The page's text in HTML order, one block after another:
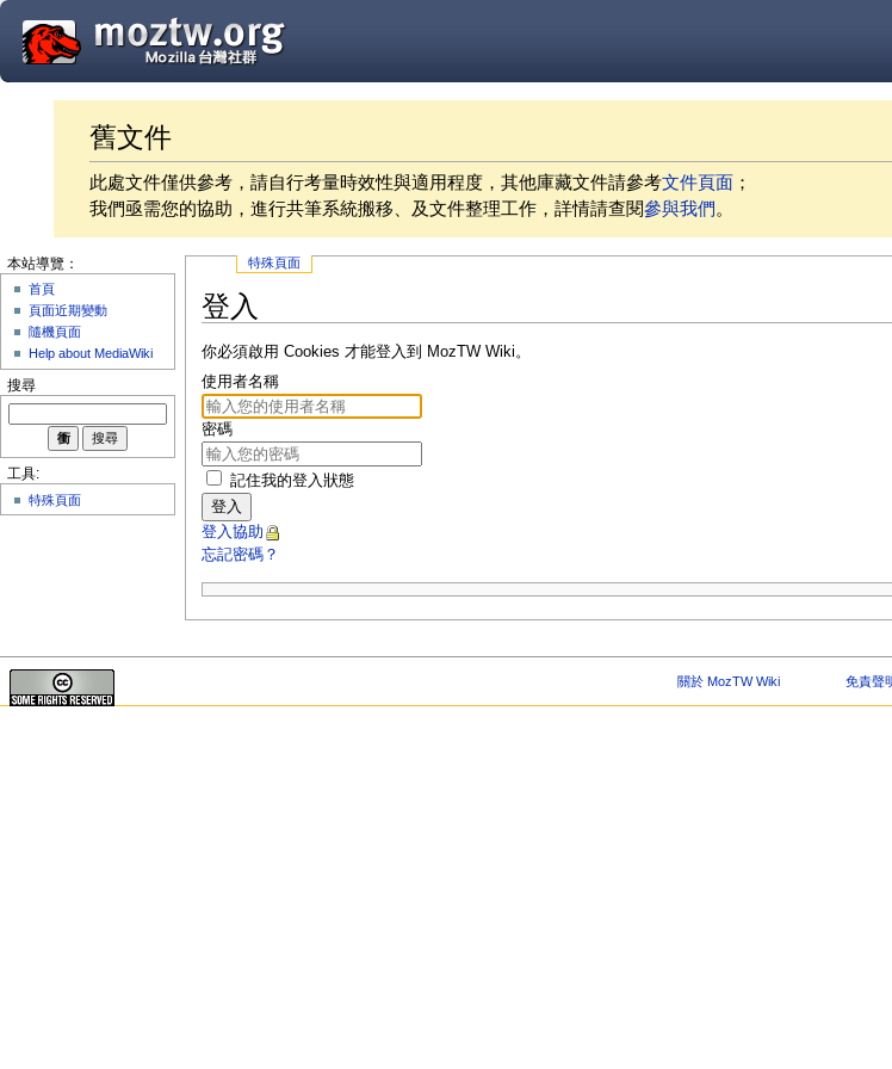
舊文件
此處文件僅供參考，請自行考量時效性與適用程度，其他庫藏文件請參考文件頁面 ；
我們亟需您的協助，進行共筆系統搬移、及文件整理工作，詳情請查閱參與我們。
特殊頁面
登入
你必須啟用 Cookies 才能登入到 MozTW Wiki。
使用者名稱
密碼
記住我的登入狀態
登入
登入協助
忘記密碼？
本站導覽：
首頁
頁面近期變動
隨機頁面
Help about MediaWiki
搜尋
工具:
特殊頁面
關於 MozTW Wiki 免責聲